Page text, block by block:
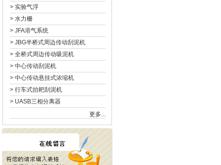
> 实验气浮
> 水力栅
> JFA溶气系统
> JBG半桥式周边传动刮泥机
> 全桥式周边传动吸泥机
> 中心传动刮泥机
> 中心传动悬挂式浓缩机
> 行车式抬耙刮泥机
> UASB三相分离器
更多...